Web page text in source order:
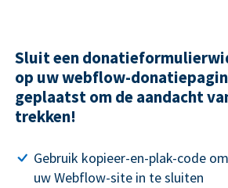
Sluit een
op uw webflow-
geplaatst om de aandacht
trekken!
Gebruik kopieer-en-plak-code
uw Webflow-site in te sluiten